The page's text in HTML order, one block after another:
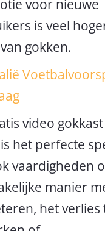
voor nieuwe
is veel
gokken.
video
het perfecte
vaardigheden
manier
het verlies